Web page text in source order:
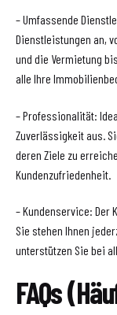
– Umfassende
Dienstleistungen an,
und die Vermietung
alle Ihre
– Professionalität:
Zuverlässigkeit aus.
deren Ziele zu
Kundenzufriedenheit.
– Kundenservice: Der
Sie stehen Ihnen
unterstützen Sie bei
FAQs